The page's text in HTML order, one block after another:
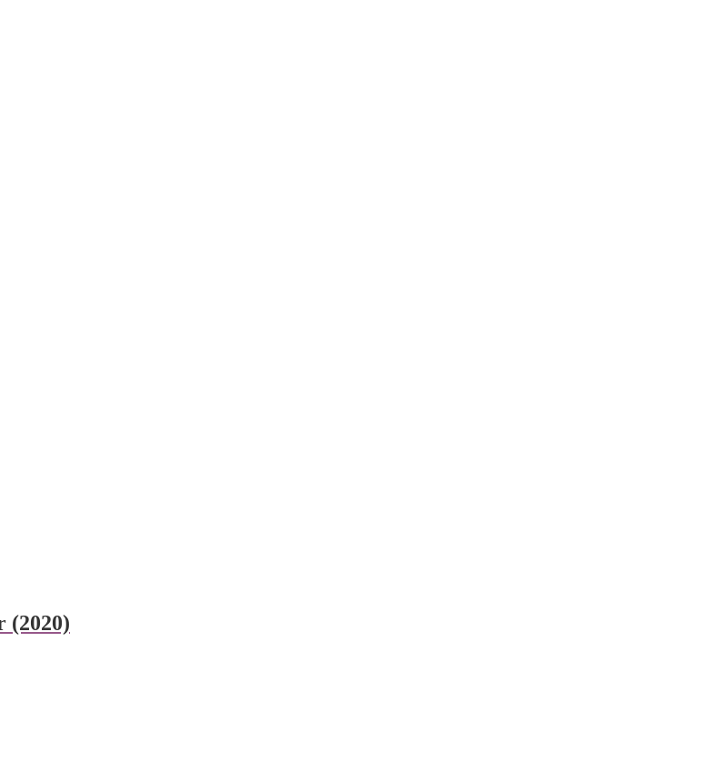
(2020)